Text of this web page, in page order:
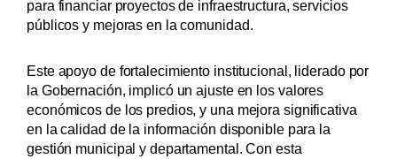
para financiar proyectos de infraestructura, servicios
públicos y mejoras en la comunidad.
Este apoyo de fortalecimiento institucional, liderado por
la Gobernación, implicó un ajuste en los valores
económicos de los predios, y una mejora significativa
en la calidad de la información disponible para la
gestión municipal y departamental. Con esta